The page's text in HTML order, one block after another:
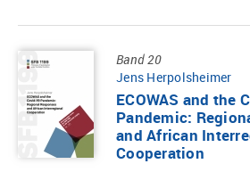
Band 20
Jens Herpolsheimer
ECOWAS and the
Pandemic:
and African
Cooperation